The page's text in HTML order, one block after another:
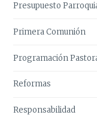
Presupuesto
Primera Comunión
Programación
Reformas
Responsabilidad